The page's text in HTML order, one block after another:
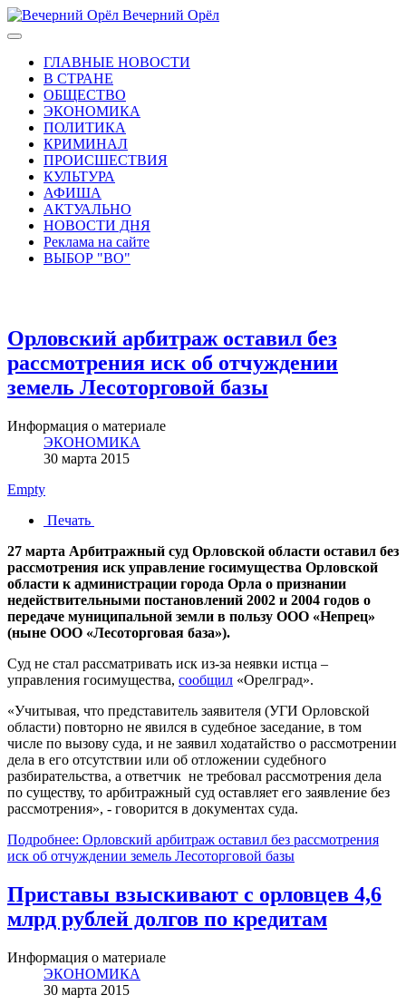
Вечерний Орёл
ГЛАВНЫЕ НОВОСТИ
В СТРАНЕ
ОБЩЕСТВО
ЭКОНОМИКА
ПОЛИТИКА
КРИМИНАЛ
ПРОИСШЕСТВИЯ
КУЛЬТУРА
АФИША
АКТУАЛЬНО
НОВОСТИ ДНЯ
Реклама на сайте
ВЫБОР "ВО"
Орловский арбитраж оставил без
рассмотрения иск об отчуждении
земель Лесоторговой базы
Информация о материале
ЭКОНОМИКА
30 марта 2015
Empty
Печать
27 марта Арбитражный суд Орловской области оставил без
рассмотрения иск управление госимущества Орловской
области к администрации города Орла о признании
недействительными постановлений 2002 и 2004 годов о
передаче муниципальной земли в пользу ООО «Непрец»
(ныне ООО «Лесоторговая база»).
Суд не стал рассматривать иск из-за неявки истца –
управления госимущества, сообщил «Орелград».
«Учитывая, что представитель заявителя (УГИ Орловской
области) повторно не явился в судебное заседание, в том
числе по вызову суда, и не заявил ходатайство о рассмотрении
дела в его отсутствии или об отложении судебного
разбирательства, а ответчик не требовал рассмотрения дела
по существу, то арбитражный суд оставляет его заявление без
рассмотрения», - говорится в документах суда.
Подробнее: Орловский арбитраж оставил без рассмотрения
иск об отчуждении земель Лесоторговой базы
Приставы взыскивают с орловцев 4,6
млрд рублей долгов по кредитам
Информация о материале
ЭКОНОМИКА
30 марта 2015